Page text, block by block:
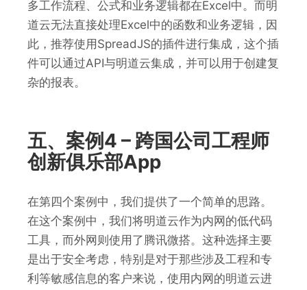
多工作流程、公式和业务逻辑都在Excel中。而明
道云无法直接处理Excel中的函数和业务逻辑，因
此，推荐使用SpreadJS的插件进行集成，这个插
件可以通过API与明道云集成，并可以用于创建复
杂的报表。
五、案例4 – 跨国公司工程师
创新俱乐部App
在第四个案例中，我们提供了一个简单的思路。
在这个案例中，我们将明道云作为内网的低代码
工具，而外网则使用了腾讯微搭。这种选择主要
是出于安全考虑，特别是对于那些涉及工程和专
利等敏感信息的客户来说，使用内网的明道云进